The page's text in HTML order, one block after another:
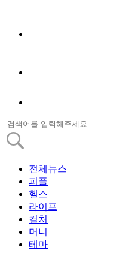
전체뉴스
피플
헬스
라이프
컬처
머니
테마